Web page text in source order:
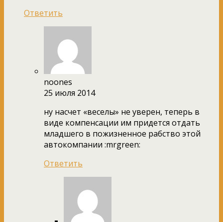
Ответить
noones
25 июля 2014
ну насчет «веселы» не уверен, теперь в
виде компенсации им придется отдать
младшего в пожизненное рабство этой
автокомпании :mrgreen:
Ответить